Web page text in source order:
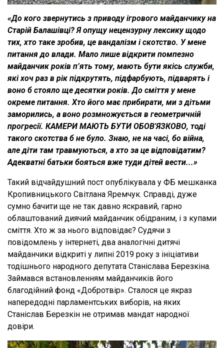
«До кого звернутись з приводу ігрового майданчику на
Старій Балашівці? Я опущу нецензурну лексику щодо
тих, хто таке зробив, це вандалізм і скотство. У мене
питання до влади. Мало лише відкрити помпезно
майданчик років п’ять тому, мають бути якісь служби,
які хоч раз в рік підкрутять, підфарбують, підварять і
воно б стояло ще десятки років. До сміття у мене
окреме питання. Хто його має прибирати, ми з дітьми
заморились, а воно розмножується в геометричній
прогресії. КАМЕРИ МАЮТЬ БУТИ ОБОВ'ЯЗКОВО, тоді
такого скотства б не було. Знаю, не на часі, бо війна,
але діти там травмуються, а хто за це відповідатим?
Адекватні батьки бояться вже туди дітей вести...»
Такий відчайдушний пост опублікувала у ФБ мешканка
Кропивницького Світлана Яремчук. Справді, дуже
сумно бачити ще не так давно яскравий, гарно
облаштований диячий майданчик обідраним, і з купами
сміття. Хто ж за нього відповідає? Судячи з
повідомлень у інтернеті, два аналогічні дитячі
майданчики відкриті у липні 2019 року з ініціативи
тодішнього народного депутата Станіслава Березкіна.
Займався встановленням майданчиків його
благодійний фонд «Добротвір». Сталося це якраз
напередодні парламентських виборів, на яких
Станіслав Березкін не отримав мандат народної
довіри.